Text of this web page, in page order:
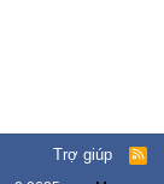
Trợ giúp
R